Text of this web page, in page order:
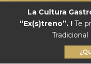
La Cultura
“Ex(s)treno”. ! Te
Tradicional